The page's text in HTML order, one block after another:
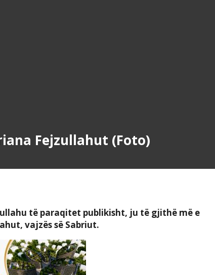
Fejzullahut (Foto)
të paraqitet publikisht, ju të gjithë më e
vajzës së Sabriut.